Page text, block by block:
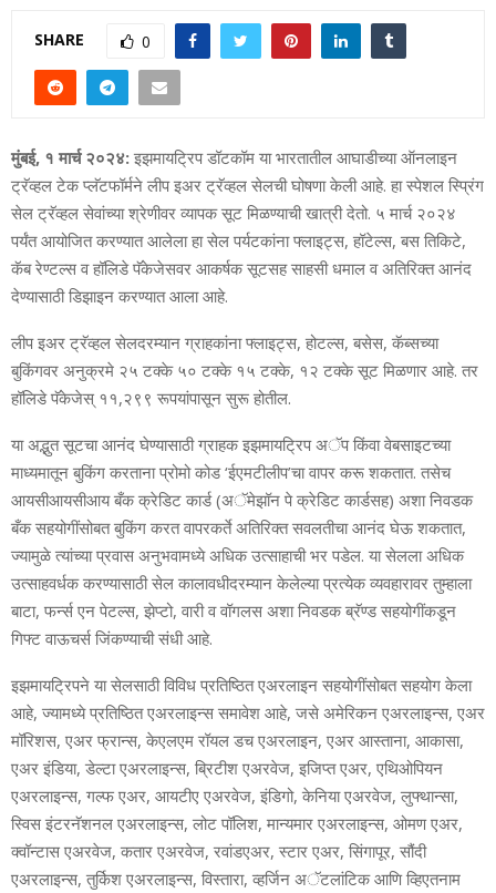
SHARE 0
मुंबई, १ मार्च २०२४: इझमायट्रिप डॉटकॉम या भारतातील आघाडीच्‍या ऑनलाइन
ट्रॅव्‍हल टेक प्‍लॅटफॉर्मने लीप इअर ट्रॅव्‍हल सेलची घोषणा केली आहे. हा स्‍पेशल स्प्रिंग
सेल ट्रॅव्‍हल सेवांच्‍या श्रेणीवर व्‍यापक सूट मिळण्‍याची खात्री देतो. ५ मार्च २०२४
पर्यंत आयोजित करण्‍यात आलेला हा सेल पर्यटकांना फ्लाइट्स, हॉटेल्‍स, बस तिकिटे,
कॅब रेण्‍टल्‍स व हॉलिडे पॅकेजेसवर आकर्षक सूटसह साहसी धमाल व अतिरिक्‍त आनंद
देण्‍यासाठी डिझाइन करण्‍यात आला आहे.
लीप इअर ट्रॅव्‍हल सेलदरम्‍यान ग्राहकांना फ्लाइट्स, होटल्स, बसेस, कॅब्सच्या
बुकिंगवर अनुक्रमे २५ टक्‍के ५० टक्‍के १५ टक्‍के, १२ टक्‍के सूट मिळणार आहे. तर
हॉलिडे पॅकेजेस् ११,२९९ रूपयांपासून सुरू होतील.
या अद्भुत सूटचा आनंद घेण्‍यासाठी ग्राहक इझमायट्रिप अॅप किंवा वेबसाइटच्‍या
माध्‍यमातून बुकिंग करताना प्रोमो कोड ‘ईएमटीलीप’चा वापर करू शकतात. तसेच
आयसीआयसीआय बँक क्रेडिट कार्ड (अॅमेझॉन पे क्रेडिट कार्डसह) अशा निवडक
बँक सहयोगींसोबत बुकिंग करत वापरकर्ते अतिरिक्‍त सवलतीचा आनंद घेऊ शकतात,
ज्‍यामुळे त्‍यांच्‍या प्रवास अनुभवामध्‍ये अधिक उत्‍साहाची भर पडेल. या सेलला अधिक
उत्‍साहवर्धक करण्‍यासाठी सेल कालावधीदरम्‍यान केलेल्‍या प्रत्‍येक व्‍यवहारावर तुम्‍हाला
बाटा, फर्न्‍स एन पेटल्‍स, झेप्‍टो, वारी व वॉगलस अशा निवडक ब्रॅण्‍ड सहयोगींकडून
गिफ्ट वाऊचर्स जिंकण्‍याची संधी आहे.
इझमायट्रिपने या सेलसाठी विविध प्रतिष्ठित एअरलाइन सहयोगींसोबत सहयोग केला
आहे, ज्‍यामध्‍ये प्रतिष्ठित एअरलाइन्‍स समावेश आहे, जसे अमेरिकन एअरलाइन्‍स, एअर
मॉरिशस, एअर फ्रान्‍स, केएलएम रॉयल डच एअरलाइन, एअर आस्‍ताना, आकासा,
एअर इंडिया, डेल्‍टा एअरलाइन्‍स, ब्रिटीश एअरवेज, इजिप्‍त एअर, एथिओपियन
एअरलाइन्‍स, गल्‍फ एअर, आयटीए एअरवेज, इंडिगो, केनिया एअरवेज, लुफ्थान्‍सा,
स्विस इंटरनॅशनल एअरलाइन्‍स, लोट पॉलिश, मान्‍यमार एअरलाइन्‍स, ओमण एअर,
क्‍वॉन्‍टास एअरवेज, कतार एअरवेज, रवांडएअर, स्‍टार एअर, सिंगापूर, सौंदी
एअरलाइन्‍स, तुर्किश एअरलाइन्‍स, विस्‍तारा, व्‍हर्जिन अॅटलांटिक आणि व्हिएतनाम